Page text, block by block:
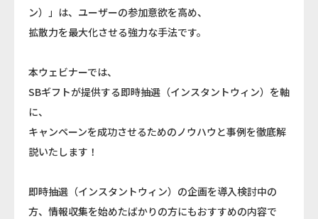
ン）」は、ユーザーの参加意欲を高め、
拡散力を最大化させる強力な手法です。
本ウェビナーでは、
SBギフトが提供する即時抽選（インスタントウィン）を軸
に、
キャンペーンを成功させるためのノウハウと事例を徹底解
説いたします！
即時抽選（インスタントウィン）の企画を導入検討中の
方、情報収集を始めたばかりの方にもおすすめの内容で